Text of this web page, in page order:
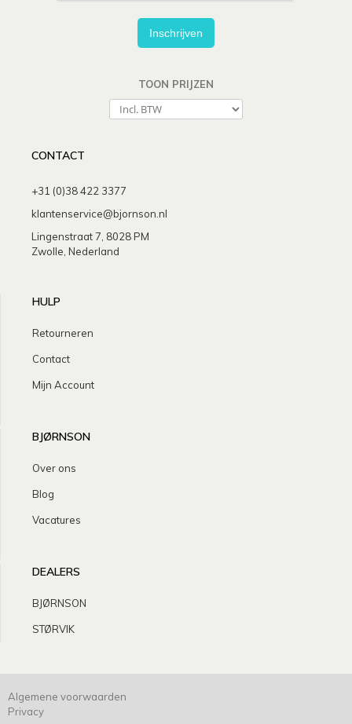
Inschrijven
TOON PRIJZEN
CONTACT
+31 (0)38 422 3377
klantenservice@bjornson.nl
Lingenstraat 7, 8028 PM
Zwolle, Nederland
HULP
Retourneren
Contact
Mijn Account
BJØRNSON
Over ons
Blog
Vacatures
DEALERS
BJØRNSON
STØRVIK
Algemene voorwaarden
Privacy